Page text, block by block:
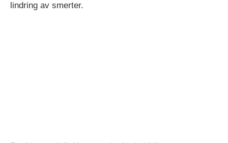
lindring av smerter.